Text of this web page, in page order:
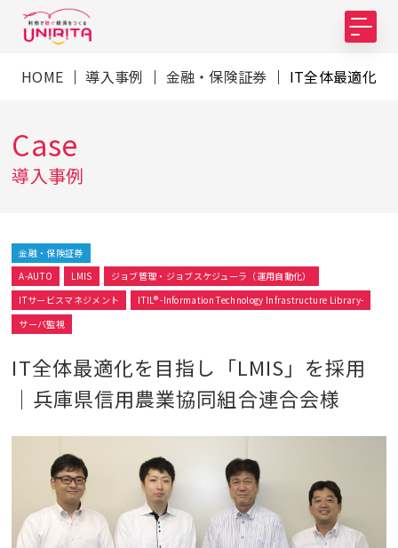
HOME ｜導入事例 ｜ 金融・保険証券 ｜ IT全体最適化
Case
導入事例
金融・保険証券
A-AUTO
LMIS
ジョブ管理・ジョブスケジューラ（運用自動化）
ITサービスマネジメント
ITIL® -Information Technology Infrastructure Library-
サーバ監視
IT全体最適化を目指し「LMIS」を採用
｜兵庫県信用農業協同組合連合会様